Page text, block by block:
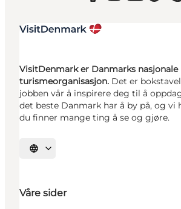
VisitDenmark er Danmarks nasjonale
turismeorganisasjon. Det er
jobben vår å inspirere deg til å
det beste Danmark har å by på, og vi
du finner mange ting å se og gjøre.
Velg språk
Våre sider